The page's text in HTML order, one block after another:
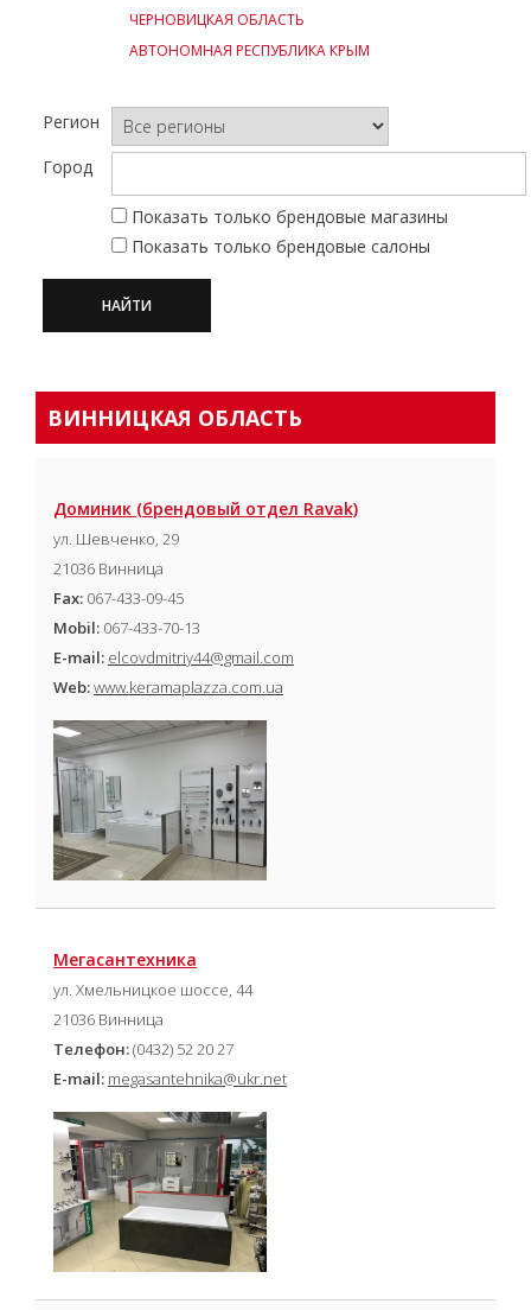
ЧЕРНОВИЦКАЯ ОБЛАСТЬ
АВТОНОМНАЯ РЕСПУБЛИКА КРЫМ
Регион
Город
Показать только брендовые магазины
Показать только брендовые салоны
ВИННИЦКАЯ ОБЛАСТЬ
Доминик (брендовый отдел Ravak)
ул. Шевченко, 29
21036 Винница
Fax: 067-433-09-45
Mobil: 067-433-70-13
E-mail: elcovdmitriy44@gmail.com
Web:www.keramaplazza.com.ua
Мегасантехника
ул. Хмельницкое шоссе, 44
21036 Винница
Телефон:(0432) 52 20 27
E-mail: megasantehnika@ukr.net